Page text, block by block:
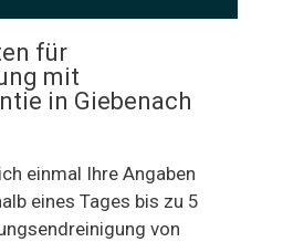
für
mit
in Giebenach
einmal Ihre Angaben
eines Tages bis zu 5
von